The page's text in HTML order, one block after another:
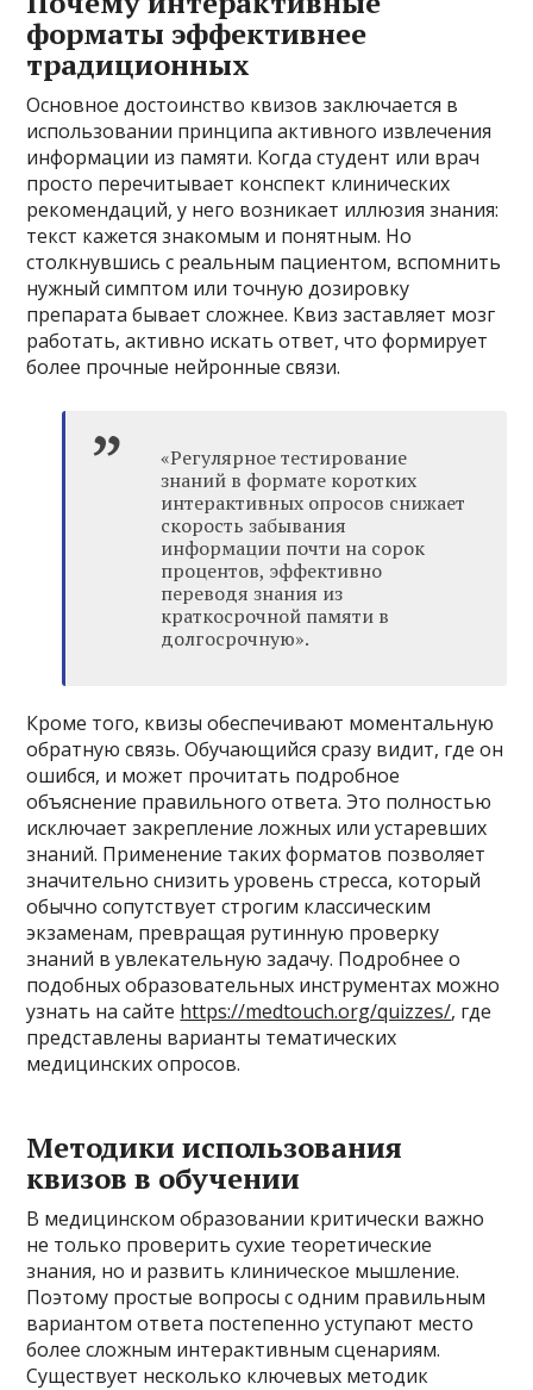
форматы эффективнее
традиционных
Основное достоинство квизов заключается в
использовании принципа активного извлечения
информации из памяти. Когда студент или врач
просто перечитывает конспект клинических
рекомендаций, у него возникает иллюзия знания:
текст кажется знакомым и понятным. Но
столкнувшись с реальным пациентом, вспомнить
нужный симптом или точную дозировку
препарата бывает сложнее. Квиз заставляет мозг
работать, активно искать ответ, что формирует
более прочные нейронные связи.
«Регулярное тестирование
знаний в формате коротких
интерактивных опросов снижает
скорость забывания
информации почти на сорок
процентов, эффективно
переводя знания из
краткосрочной памяти в
долгосрочную».
Кроме того, квизы обеспечивают моментальную
обратную связь. Обучающийся сразу видит, где он
ошибся, и может прочитать подробное
объяснение правильного ответа. Это полностью
исключает закрепление ложных или устаревших
знаний. Применение таких форматов позволяет
значительно снизить уровень стресса, который
обычно сопутствует строгим классическим
экзаменам, превращая рутинную проверку
знаний в увлекательную задачу. Подробнее о
подобных образовательных инструментах можно
узнать на сайте https://medtouch.org/quizzes/, где
представлены варианты тематических
медицинских опросов.
Методики использования
квизов в обучении
В медицинском образовании критически важно
не только проверить сухие теоретические
знания, но и развить клиническое мышление.
Поэтому простые вопросы с одним правильным
вариантом ответа постепенно уступают место
более сложным интерактивным сценариям.
Существует несколько ключевых методик